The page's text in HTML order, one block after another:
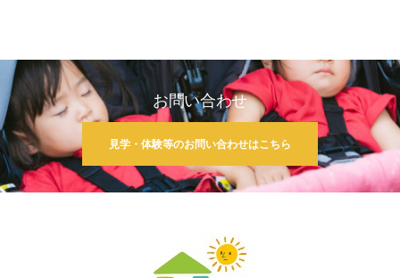
お問い合わせ
見学・体験等のお問い合わせはこちら